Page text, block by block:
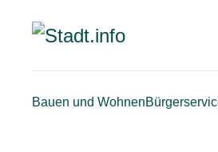
Zum
Bauen und Wohnen